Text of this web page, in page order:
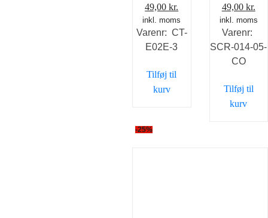
Den
oprindelige
pris
var:
49,00kr.
aktuelle
pris
inkl. moms
Varenr: CT-
E02E-3
Tilføj til
kurv
Den
pris
var:
69,00 kr..
49,00 kr.
er:
inkl. moms
Varenr:
SCR-014-05-
CO
Tilføj til
kurv
-25%